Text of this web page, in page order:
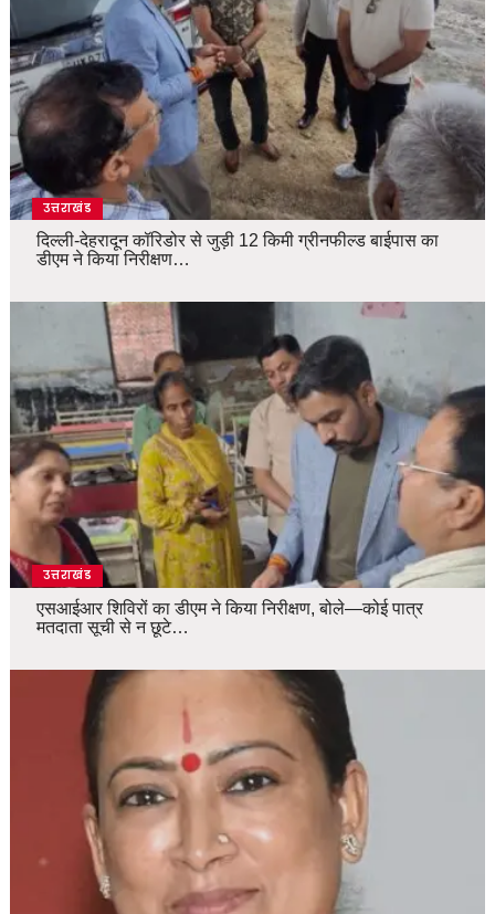
उत्तराखंड
दिल्ली-देहरादून कॉरिडोर से जुड़ी 12 किमी ग्रीनफील्ड बाईपास का
डीएम ने किया निरीक्षण…
उत्तराखंड
एसआईआर शिविरों का डीएम ने किया निरीक्षण, बोले—कोई पात्र
मतदाता सूची से न छूटे…